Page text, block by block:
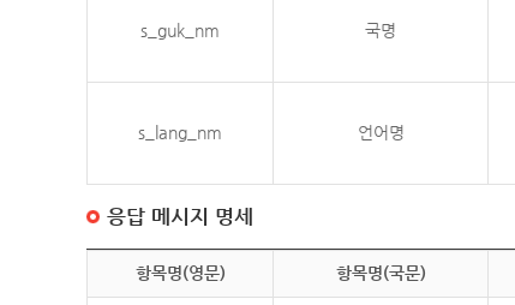
s_guk_nm 국명
s_lang_nm 언어명
응답 메시지 명세
항목명(영문) 항목명(국문)